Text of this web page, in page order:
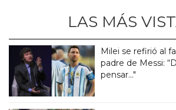
LAS MÁS
Milei se refirió al
padre de Messi:
pensar..."